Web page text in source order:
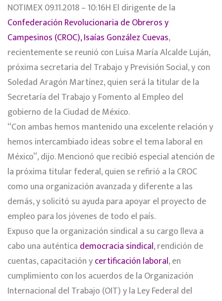
NOTIMEX 09.11.2018 – 10:16H El dirigente de la
Confederación Revolucionaria de Obreros y
Campesinos (CROC), Isaías González Cuevas,
recientemente se reunió con Luisa María Alcalde Luján,
próxima secretaria del Trabajo y Previsión Social, y con
Soledad Aragón Martínez, quien será la titular de la
Secretaría del Trabajo y Fomento al Empleo del
gobierno de la Ciudad de México.
“Con ambas hemos mantenido una excelente relación y
hemos intercambiado ideas sobre el tema laboral en
México”, dijo. Mencionó que recibió especial atención de
la próxima titular federal, quien se refirió a la CROC
como una organización avanzada y diferente a las
demás, y solicitó su ayuda para apoyar el proyecto de
empleo para los jóvenes de todo el país.
Expuso que la organización sindical a su cargo lleva a
cabo una auténtica democracia sindical, rendición de
cuentas, capacitación ycertificación laboral, en
cumplimiento con los acuerdos de la Organización
Internacional del Trabajo (OIT) y la Ley Federal del